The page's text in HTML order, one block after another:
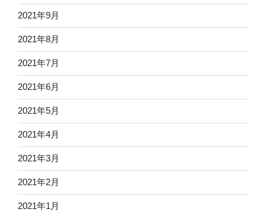
2021年9月
2021年8月
2021年7月
2021年6月
2021年5月
2021年4月
2021年3月
2021年2月
2021年1月